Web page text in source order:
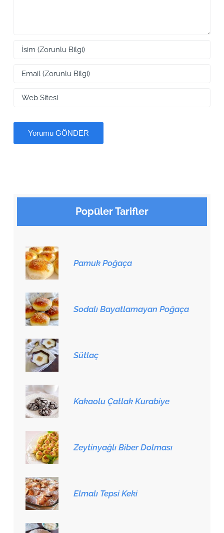
Popüler Tarifler
Pamuk Poğaça
Sodalı Bayatlamayan Poğaça
Sütlaç
Kakaolu Çatlak Kurabiye
Zeytinyağlı Biber Dolması
Elmalı Tepsi Keki